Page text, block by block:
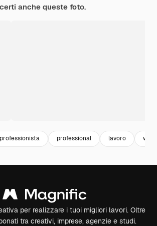
anche queste foto.
professionista professional lavoro
per realizzare i tuoi migliori lavori. Oltre
tra creativi, imprese, agenzie e studi.